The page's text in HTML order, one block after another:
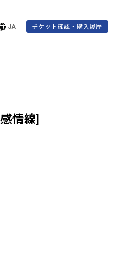
JA チケット確認・購入履歴
情線]